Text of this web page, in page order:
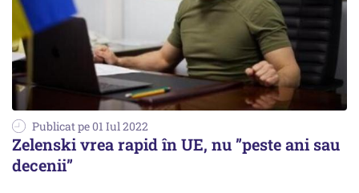
Publicat pe 01 Iul 2022
Zelenski vrea rapid în UE, nu ”peste ani sau
decenii”